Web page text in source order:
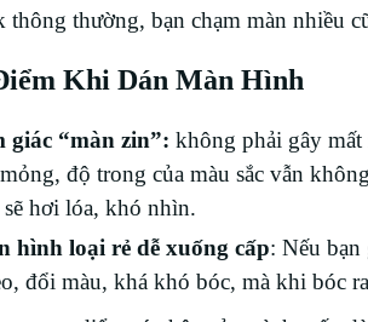
thông thường, bạn chạm màn nhiều
Khi Dán Màn Hình
giác “màn zin”: không phải gây
độ trong của màu sắc vẫn
sẽ hơi lóa, khó nhìn.
hình loại rẻ dễ xuống cấp: Nếu
đổi màu, khá khó bóc, mà khi bóc